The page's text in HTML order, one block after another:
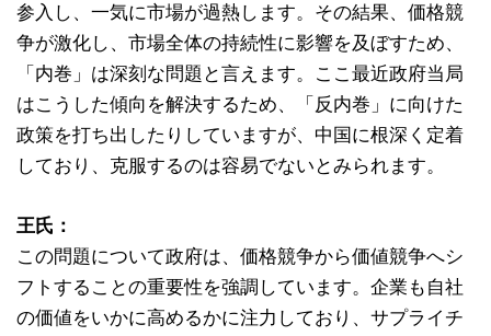
参入し、一気に市場が過熱します。その結果、価格競
争が激化し、市場全体の持続性に影響を及ぼすため、
「内巻」は深刻な問題と言えます。ここ最近政府当局
はこうした傾向を解決するため、「反内巻」に向けた
政策を打ち出したりしていますが、中国に根深く定着
しており、克服するのは容易でないとみられます。
王氏：
この問題について政府は、価格競争から価値競争へシ
フトすることの重要性を強調しています。企業も自社
の価値をいかに高めるかに注力しており、サプライチ